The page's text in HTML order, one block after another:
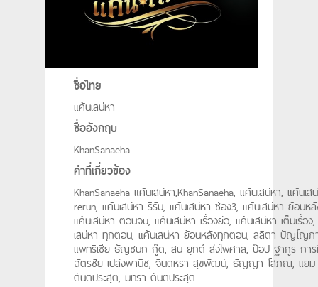
ชื่อไทย
แค้นเสน่หา
ชื่ออังกฤษ
KhanSanaeha
คำที่เกี่ยวข้อง
KhanSanaeha แค้นเสน่หา,KhanSanaeha, แค้นเสน่หา, แค้นเส
rerun, แค้นเสน่หา รีรัน, แค้นเสน่หา ช่อง3, แค้นเสน่หา ย้อนห
แค้นเสน่หา ตอนจบ, แค้นเสน่หา เรื่องย่อ, แค้นเสน่หา เต็มเรื่อ
เสน่หา ทุกตอน, แค้นเสน่หา ย้อนหลังทุกตอน, ลลิตา ปัญโญภ
แพทริเซีย ธัญชนก กู๊ด, สน ยุกต์ ส่งไพศาล, ป๊อป ฐากูร กา
ฉัตรชัย เปล่งพานิช, จินตหรา สุขพัฒน์, ธัญญา โสภณ, แยม
ตันติประสุต, มทิรา ตันติประสุต